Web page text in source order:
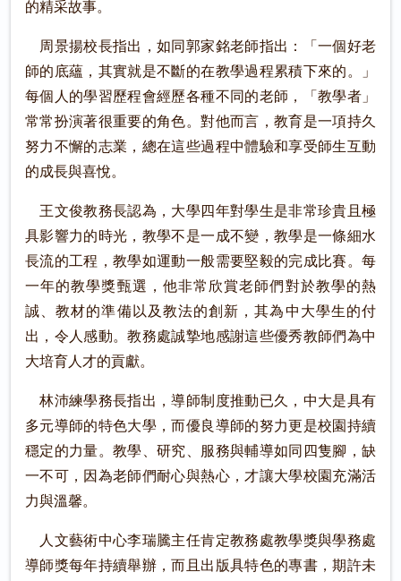
的精采故事。
周景揚校長指出，如同郭家銘老師指出：「一個好老
師的底蘊，其實就是不斷的在教學過程累積下來的。」
每個人的學習歷程會經歷各種不同的老師，「教學者」
常常扮演著很重要的角色。對他而言，教育是一項持久
努力不懈的志業，總在這些過程中體驗和享受師生互動
的成長與喜悅。
王文俊教務長認為，大學四年對學生是非常珍貴且極
具影響力的時光，教學不是一成不變，教學是一條細水
長流的工程，教學如運動一般需要堅毅的完成比賽。每
一年的教學獎甄選，他非常欣賞老師們對於教學的熱
誠、教材的準備以及教法的創新，其為中大學生的付
出，令人感動。教務處誠摯地感謝這些優秀教師們為中
大培育人才的貢獻。
林沛練學務長指出，導師制度推動已久，中大是具有
多元導師的特色大學，而優良導師的努力更是校園持續
穩定的力量。教學、研究、服務與輔導如同四隻腳，缺
一不可，因為老師們耐心與熱心，才讓大學校園充滿活
力與溫馨。
人文藝術中心李瑞騰主任肯定教務處教學獎與學務處
導師獎每年持續舉辦，而且出版具特色的專書，期許未